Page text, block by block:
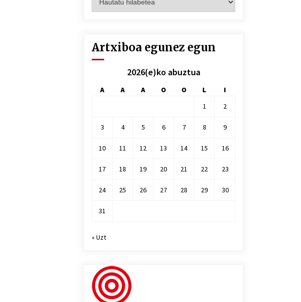
hilez
Artxiboa egunez egun
2026(e)ko abuztua
A A A O O L
I
1
2
3 4 5 6 7 8 9
10 11 12 13 14 15 16
17 18 19 20 21 22 23
24 25 26 27 28 29 30
31
« Uzt